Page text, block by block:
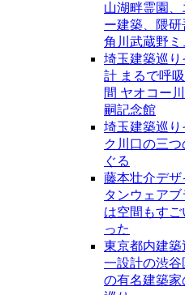
山湖畔霊園
ー建築、隈
角川武蔵野ミ
埼玉建築巡
計 まるで呼
間 ヤオコー
嗣記念館
埼玉建築巡
ク川口の三
ぐる
藤本壮介デ
タンウェアブ
は空間もす
った
東京都内建
一設計の渋
の有名建築